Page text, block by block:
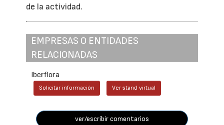
de la actividad.
EMPRESAS O ENTIDADES
RELACIONADAS
Iberflora
Solicitar información Ver stand virtual
ver/escribir comentarios